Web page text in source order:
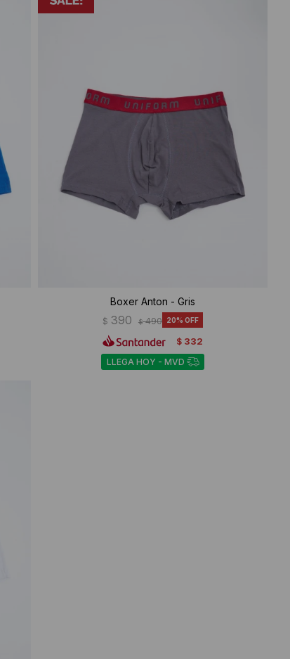
Boxer Anton - Gris
$ 390 $ 490 20
$ 332
LLEGA HOY - MVD